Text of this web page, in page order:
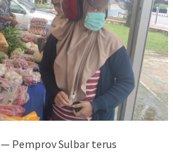
— Pemprov Sulbar terus